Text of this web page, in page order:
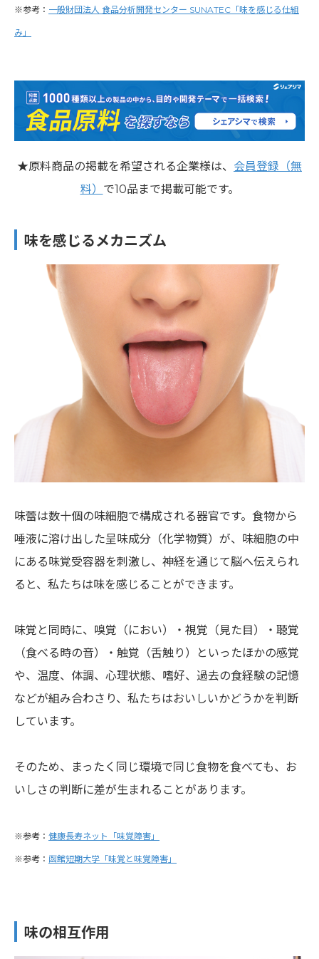
※参考： 一般財団法人 食品分析開発センター SUNATEC「味を感じる仕組
み」
★原料商品の掲載を希望される企業様は、 会員登録（無
料） で10品まで掲載可能です。
味を感じるメカニズム
味蕾は数十個の味細胞で構成される器官です。食物から
唾液に溶け出した呈味成分（化学物質）が、味細胞の中
にある味覚受容器を刺激し、神経を通じて脳へ伝えられ
ると、私たちは味を感じることができます。
味覚と同時に、嗅覚（におい）・視覚（見た目）・聴覚
（食べる時の音）・触覚（舌触り）といったほかの感覚
や、温度、体調、心理状態、嗜好、過去の食経験の記憶
などが組み合わさり、私たちはおいしいかどうかを判断
しています。
そのため、まったく同じ環境で同じ食物を食べても、お
いしさの判断に差が生まれることがあります。
※参考： 健康長寿ネット「味覚障害」
※参考： 函館短期大学「味覚と味覚障害」
味の相互作用